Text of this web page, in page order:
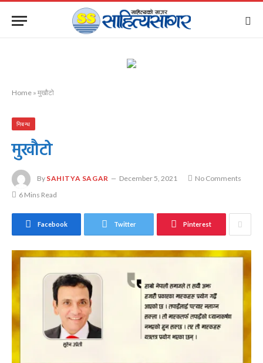
Home » मुखौटो
निबन्ध
मुखौटो
By SAHITYA SAGAR December 5, 2021
No Comments
6 Mins Read
Facebook Twitter Pinterest